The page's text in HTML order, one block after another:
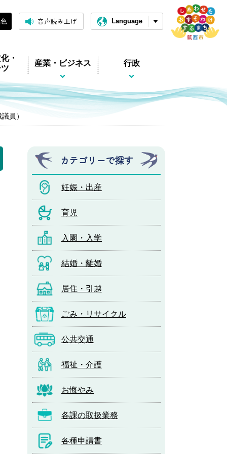
音声読み上げ Language
・
産業・ビジネス 行政
員）
カテゴリーで探す
妊娠・出産
育児
入園・入学
結婚・離婚
居住・引越
ごみ・リサイクル
公共交通
福祉・介護
お悔やみ
各課の取扱業務
各種申請書